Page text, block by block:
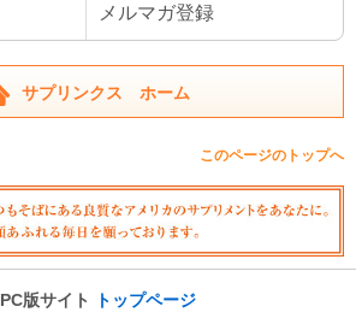
メルマガ登録
サプリンクス ホーム
このページのトップへ
PC版サイト トップページ